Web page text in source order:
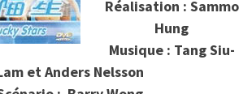
Réalisation : Sammo
Hung
Musique : Tang Siu-
et Anders Nelsson